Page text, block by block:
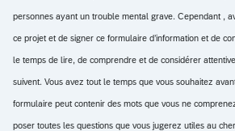
personnes ayant un trouble mental grave. Cependant ,
ce projet et de signer ce formulaire d’information et de
le temps de lire, de comprendre et de considérer
suivent. Vous avez tout le temps que vous souhaitez
formulaire peut contenir des mots que vous ne
poser toutes les questions que vous jugerez utiles au